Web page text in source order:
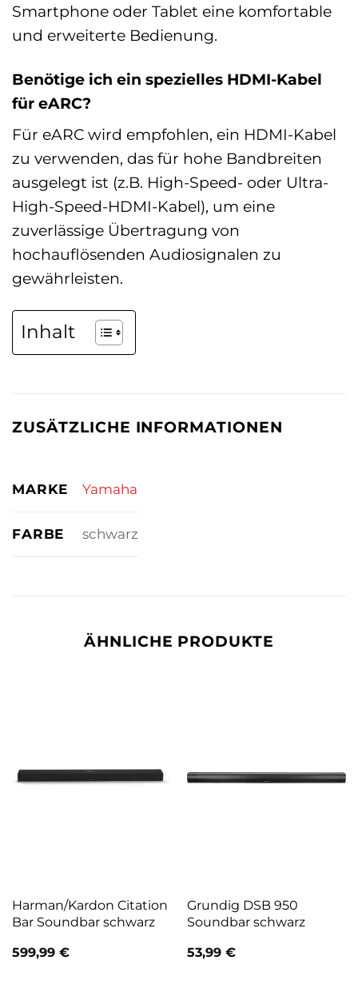
Smartphone oder Tablet eine komfortable
und erweiterte Bedienung.
Benötige ich ein spezielles HDMI-Kabel
für eARC?
Für eARC wird empfohlen, ein HDMI-Kabel
zu verwenden, das für hohe Bandbreiten
ausgelegt ist (z.B. High-Speed- oder Ultra-
High-Speed-HDMI-Kabel), um eine
zuverlässige Übertragung von
hochauflösenden Audiosignalen zu
gewährleisten.
Inhalt
ZUSÄTZLICHE INFORMATIONEN
MARKE Yamaha
FARBE schwarz
ÄHNLICHE PRODUKTE
Harman/Kardon Citation
Bar Soundbar schwarz
599,99 €
Grundig DSB 950
Soundbar schwarz
53,99 €